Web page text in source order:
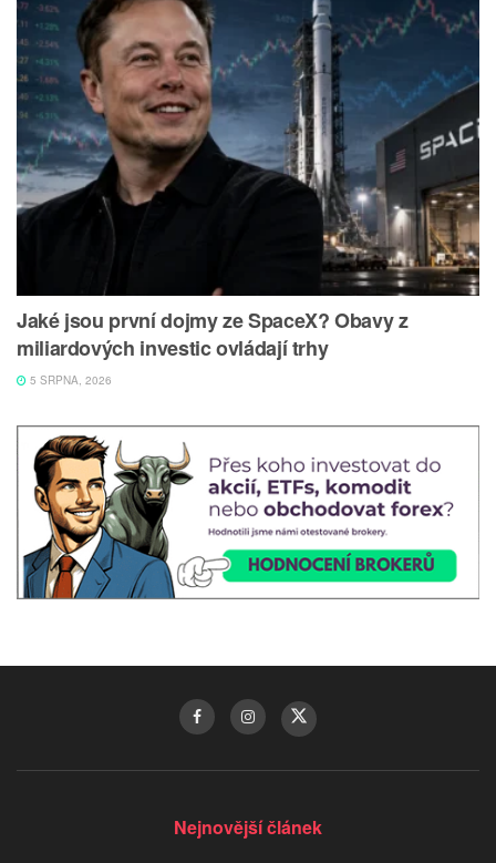
Jaké jsou první dojmy ze SpaceX? Obavy z
miliardových investic ovládají trhy
5 SRPNA, 2026
Nejnovější článek